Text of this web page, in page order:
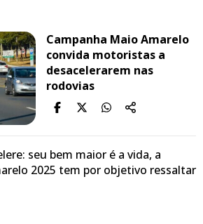
Campanha Maio Amarelo
convida motoristas a
desacelerarem nas
rodovias
seu bem maior é a vida, a
2025 tem por objetivo ressaltar